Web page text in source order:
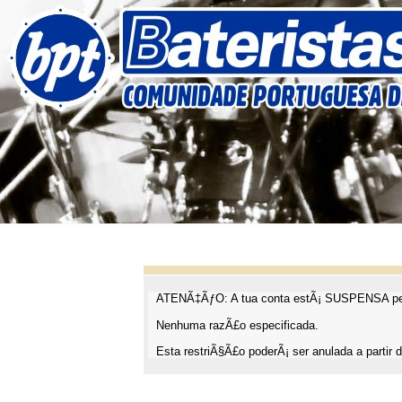
ATENÃ‡ÃƒO: A tua conta estÃ¡ SUSPENSA
Nenhuma razÃ£o especificada.
Esta restriÃ§Ã£o poderÃ¡ ser anulada a partir